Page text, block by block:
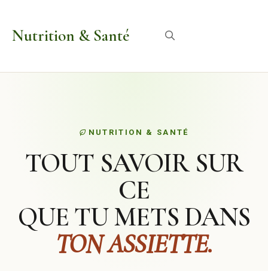
Nutrition & Santé
NUTRITION & SANTÉ
TOUT SAVOIR SUR
CE
QUE TU METS DANS
TON ASSIETTE.